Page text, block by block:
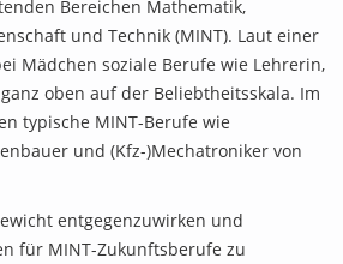
Bereichen Mathematik,
und Technik (MINT). Laut einer
Mädchen soziale Berufe wie Lehrerin,
oben auf der Beliebtheitsskala. Im
typische MINT-Berufe wie
und (Kfz-)Mechatroniker von
entgegenzuwirken und
für MINT-Zukunftsberufe zu